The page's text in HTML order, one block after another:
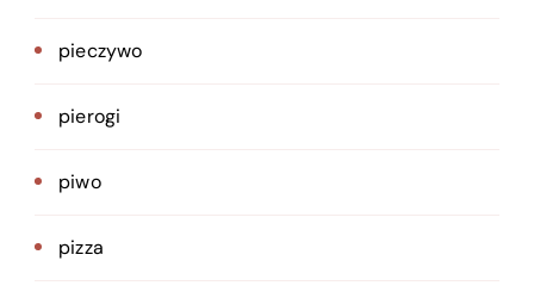
pieczywo
pierogi
piwo
pizza